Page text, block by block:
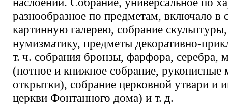
разнообразное по предметам, включало в
картинную галерею, собрание
нумизматику, предметы декоративно-
т. ч. собрания бронзы, фарфора, серебра,
(нотное и книжное собрание, рукописные
открытки), собрание церковной утвари и
церкви Фонтанного дома) и т. д.